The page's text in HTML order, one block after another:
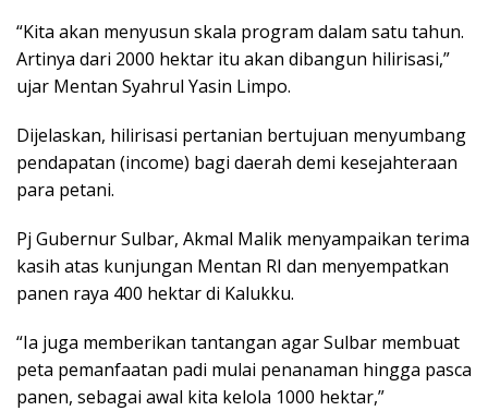
“Kita akan menyusun skala program dalam satu tahun.
Artinya dari 2000 hektar itu akan dibangun hilirisasi,”
ujar Mentan Syahrul Yasin Limpo.
Dijelaskan, hilirisasi pertanian bertujuan menyumbang
pendapatan (income) bagi daerah demi kesejahteraan
para petani.
Pj Gubernur Sulbar, Akmal Malik menyampaikan terima
kasih atas kunjungan Mentan RI dan menyempatkan
panen raya 400 hektar di Kalukku.
“Ia juga memberikan tantangan agar Sulbar membuat
peta pemanfaatan padi mulai penanaman hingga pasca
panen, sebagai awal kita kelola 1000 hektar,”